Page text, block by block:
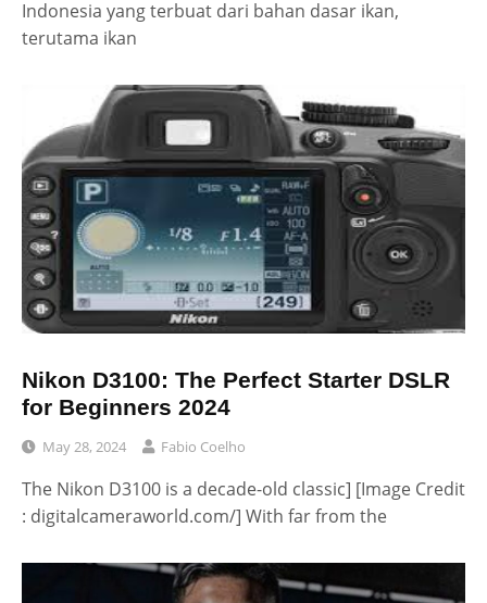
Indonesia yang terbuat dari bahan dasar ikan,
terutama ikan
Nikon D3100: The Perfect Starter DSLR
for Beginners 2024
May 28, 2024 Fabio Coelho
The Nikon D3100 is a decade-old classic] [Image Credit
: digitalcameraworld.com/] With far from the